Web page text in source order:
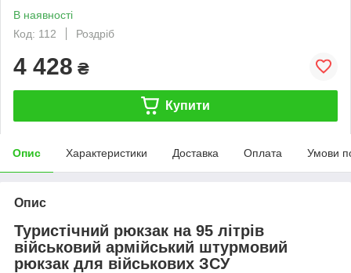
В наявності
Код: 112
Роздріб
4 428 ₴
Купити
Опис Характеристики Доставка Оплата Умови
Опис
Туристічний рюкзак на 95 літрів
військовий армійський штурмовий
рюкзак для військових ЗСУ